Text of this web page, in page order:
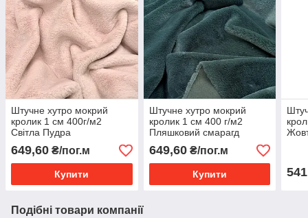
Штучне хутро мокрий
кролик 1 см 400г/м2
Світла Пудра
649,60 ₴/пог.м
Купити
Штучне хутро мокрий
кролик 1 см 400 г/м2
Пляшковий смарагд
649,60₴/пог.м
Купити
Подібні товари компанії